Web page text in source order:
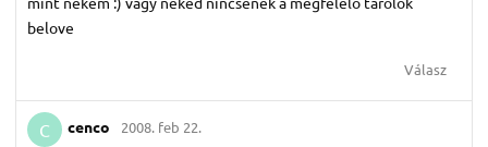
belove
Válasz
C cenco 2008. feb 22.